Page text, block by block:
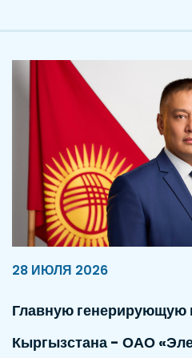
28 ИЮЛЯ 2026
Главную генерирующую
Кыргызстана - ОАО